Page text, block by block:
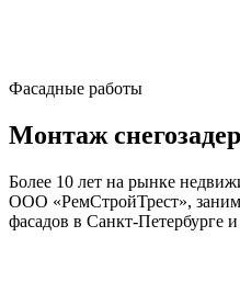
Фасадные работы
Монтаж
Более 10 лет на рынке
ООО «РемСтройТрест»,
фасадов в Санкт-Петербурге